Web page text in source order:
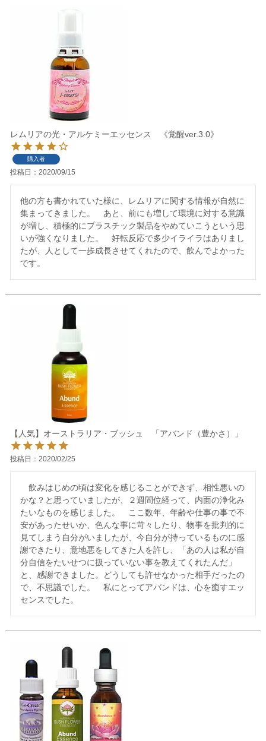
レムリアの光・アルケミーエッセンス 《覚醒ver.3.0》
購入者
投稿日 2020/09/15
他の方も書かれていた様に、レムリアに関する情報が自然に
集まってきました。　あと、前にも増して環境に対する意識
が増し、積極的にプラスチック製品をやめていこうという思
いが強くなりました。　好転反応で多少イライラはありまし
たが、人として一歩成長させてくれたので、飲んでよかった
です。
【人気】オーストラリア・ブッシュ 「アバンド（豊かさ）」
投稿日 2020/02/25
飲みはじめの頃は変化を感じることができず、相性悪いの
かな？と思っていましたが、２週間位経って、内面の浄化み
たいなものを感じました。　ここ数年、年齢や仕事の事で不
安があったせいか、色んな事に苛々したり、物事を批判的に
見てしまう自分がいましたが、今自分が持っているものに感
謝できたり、意地悪をしてきた人を許し、「あの人は私が自
分自信をたいせつに扱っていない事を教えてくれたんだ」
と、感謝できました。どうしても許せなかった相手だったの
で、不思議でした。　私にとってアバンドは、心を癒すエッ
センスでした。